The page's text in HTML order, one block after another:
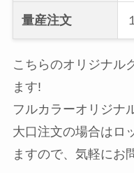
量産注文
こちらのオリジナル
ます!
フルカラーオリジナ
大口注文の場合はロ
ますので、気軽にお